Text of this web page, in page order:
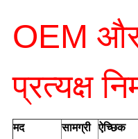
OEM
प्रत्यक्ष
मद सामग्री ऐच्छिक